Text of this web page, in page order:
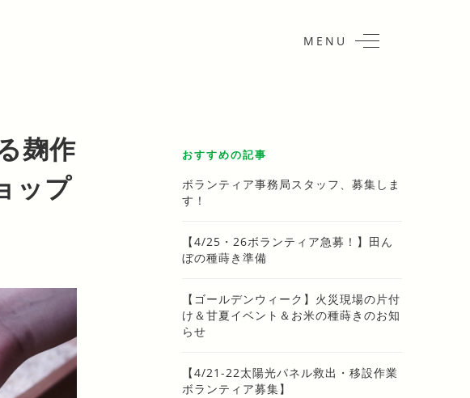
MENU
麹作
ップ
おすすめの記事
ボランティア事務局スタッフ、募集しま
す！
【4/25・26ボランティア急募！】田ん
ぼの種蒔き準備
【ゴールデンウィーク】火災現場の片付
け＆甘夏イベント＆お米の種蒔きのお知
らせ
【4/21-22太陽光パネル救出・移設作業
ボランティア募集】